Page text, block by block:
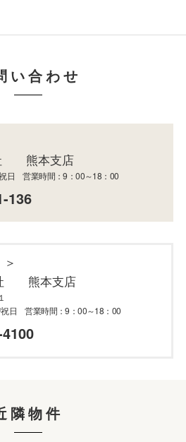
い合わせ
熊本支店
日 営業時間：9：00～18：00
136
社 熊本支店
日 営業時間：9：00～18：00
隣物件